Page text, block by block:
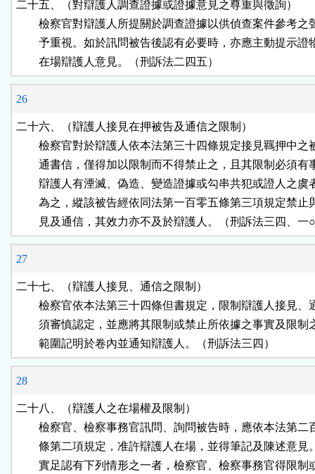
二十五、（對辯護人調查證據或證據意見之尊重與徵詢）
檢察官對辯護人所提關於調查證據以供偵查案件參考之
予重視。如於訊問被告後認有必要時，亦應主動提示證
        在場辯護人意見。（刑訴法二四五）
26
二十六、（辯護人接見在押被告及通信之限制）
檢察官對於辯護人依本法第三十四條規定接見羈押中之
通書信，僅得加以限制而不得禁止之，且其限制必須有
辯護人有湮滅、偽造、變造證據或勾串共犯或證人之虞
為之，縱該被告經依同法第一百零五條第三項規定禁止
見及通信，其效力亦不及於辯護人。（刑訴法三四、一
27
二十七、（辯護人接見、通信之限制）
檢察官依本法第三十四條但書規定，限制辯護人接見、
須審慎認定，並應將其限制或禁止所依據之事實及限制
        範圍記明於卷內並通知辯護人。（刑訴法三四）
28
二十八、（辯護人之在場權及限制）
檢察官、檢察事務官訊問、詢問被告時，應依本法第二
條第二項規定，准許辯護人在場，並得筆記及陳述意見
實足認有下列情形之一者，檢察官、檢察事務官得限制